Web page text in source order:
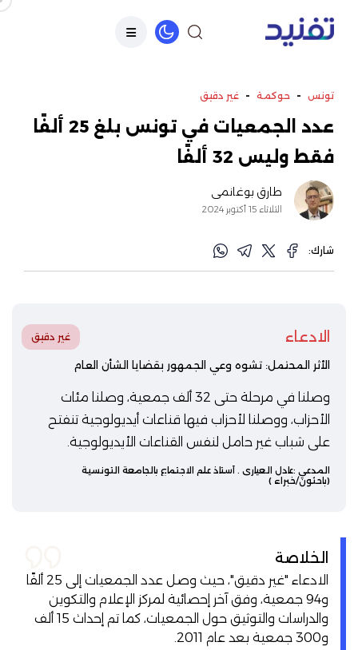
تونس - حوكمة - غير دقيق
عدد الجمعيات في تونس بلغ 25 ألفًا
فقط وليس 32 ألفًا
طارق بوغانمي
الثلاثاء 15 أكتوبر 2024
شارك:
الادعاء غير دقيق
الأثر المحتمل: تشوه وعي الجمهور بقضايا الشأن العام
وصلنا في مرحلة حتى 32 ألف جمعية، وصلنا مئات
الأحزاب، ووصلنا لأحزاب فيها قناعات أيديولوجية تنفتح
على شباب غير حامل لنفس القناعات الأيديولوجية.
المدعي :عادل العياري . أستاذ علم الاجتماع بالجامعة التونسية
(باحثون/خبراء )
الخلاصة
الادعاء "غير دقيق"، حيث وصل عدد الجمعيات إلى 25 ألفًا
و94 جمعية، وفق آخر إحصائية لمركز الإعلام والتكوين
والدراسات والتوثيق حول الجمعيات، كما تم إحداث 15 ألف
و300 جمعية بعد عام 2011.